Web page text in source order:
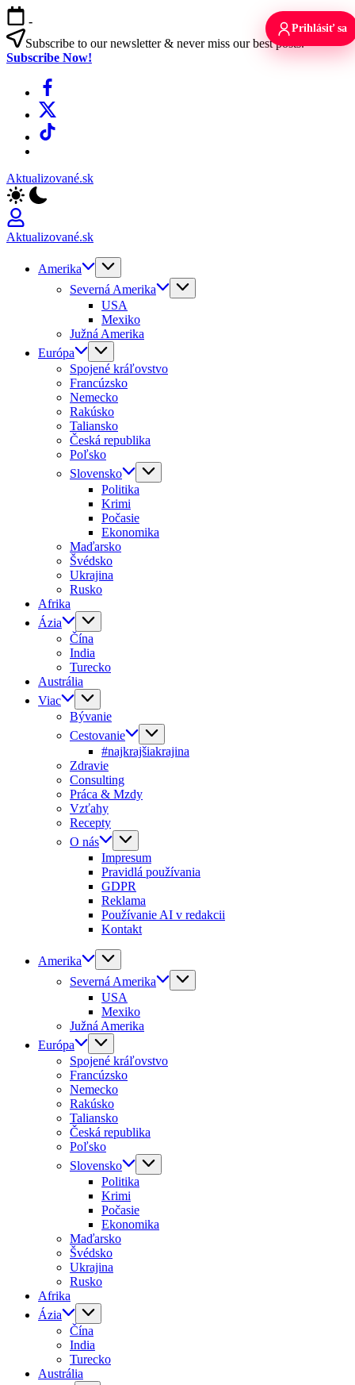
Skip
to
content
-
Subscribe to our newsletter & never miss our best posts.
Subscribe Now!
Facebook
X
TikTok
Aktualizované.sk
Aktualizované.sk
Amerika
Severná Amerika
USA
Mexiko
Južná Amerika
Európa
Spojené kráľovstvo
Francúzsko
Nemecko
Rakúsko
Taliansko
Česká republika
Poľsko
Slovensko
Politika
Krimi
Počasie
Ekonomika
Maďarsko
Švédsko
Ukrajina
Rusko
Afrika
Ázia
Čína
India
Turecko
Austrália
Viac
Bývanie
Cestovanie
#najkrajšiakrajina
Zdravie
Consulting
Práca & Mzdy
Vzťahy
Recepty
O nás
Impresum
Pravidlá používania
GDPR
Reklama
Používanie AI v redakcii
Kontakt
Amerika
Severná Amerika
USA
Mexiko
Južná Amerika
Európa
Spojené kráľovstvo
Francúzsko
Nemecko
Rakúsko
Taliansko
Česká republika
Poľsko
Slovensko
Politika
Krimi
Počasie
Ekonomika
Maďarsko
Švédsko
Ukrajina
Rusko
Afrika
Ázia
Čína
India
Turecko
Austrália
Prihlásiť sa